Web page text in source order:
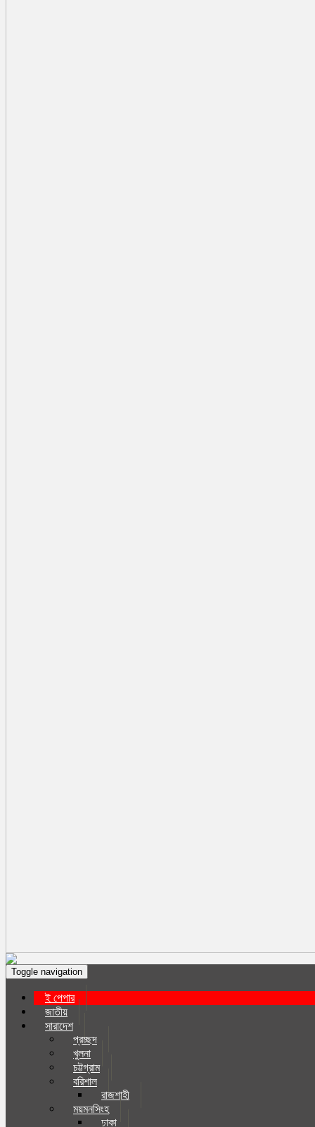
Toggle navigation
ই পেপার
জাতীয়
সারাদেশ
প্রচ্ছদ
খুলনা
চট্টগ্রাম
বরিশাল
রাজশাহী
ময়মনসিংহ
ঢাকা